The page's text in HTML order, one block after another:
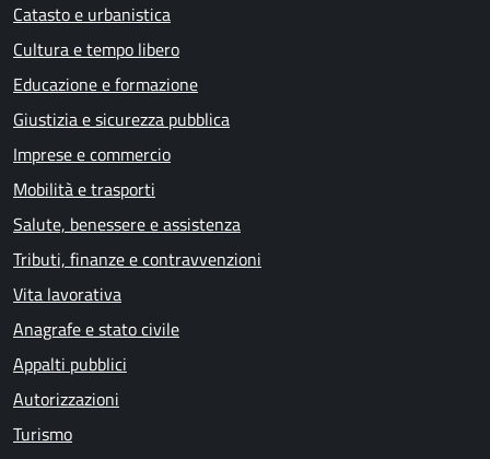
Catasto e urbanistica
Cultura e tempo libero
Educazione e formazione
Giustizia e sicurezza pubblica
Imprese e commercio
Mobilità e trasporti
Salute, benessere e assistenza
Tributi, finanze e contravvenzioni
Vita lavorativa
Anagrafe e stato civile
Appalti pubblici
Autorizzazioni
Turismo